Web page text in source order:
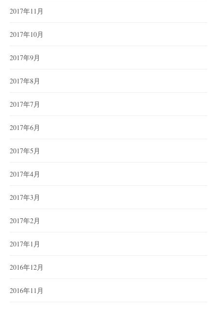
2017年11月
2017年10月
2017年9月
2017年8月
2017年7月
2017年6月
2017年5月
2017年4月
2017年3月
2017年2月
2017年1月
2016年12月
2016年11月